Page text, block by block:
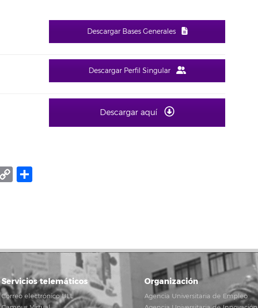
Descargar Bases Generales
Descargar Perfil Singular
Descargar aquí
Copy
Servicios telemáticos
Correo electrónico ULL
Organización
Agencia Universitaria de Empleo